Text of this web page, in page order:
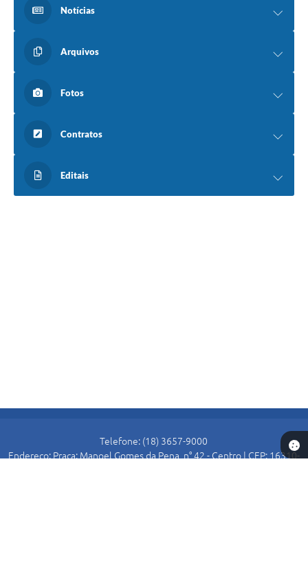
Notícias
Arquivos
Fotos
Contratos
Editais
Telefone: (18) 3657-9000
Endereço: Praça: Manoel Gomes da Pena, n° 42 - Centro | CEP: 16310-